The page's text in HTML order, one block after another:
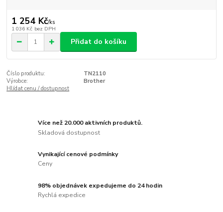
1 254 Kč/ks
1 036 Kč bez DPH
Přidat do košíku
Číslo produktu:
TN2110
Výrobce:
Brother
Hlídat cenu / dostupnost
Více než 20.000 aktivních produktů.
Skladová dostupnost
Vynikající cenové podmínky
Ceny
98% objednávek expedujeme do 24 hodin
Rychlá expedice